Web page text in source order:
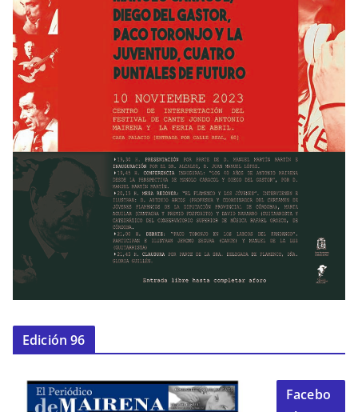
Edición 96
Facebo